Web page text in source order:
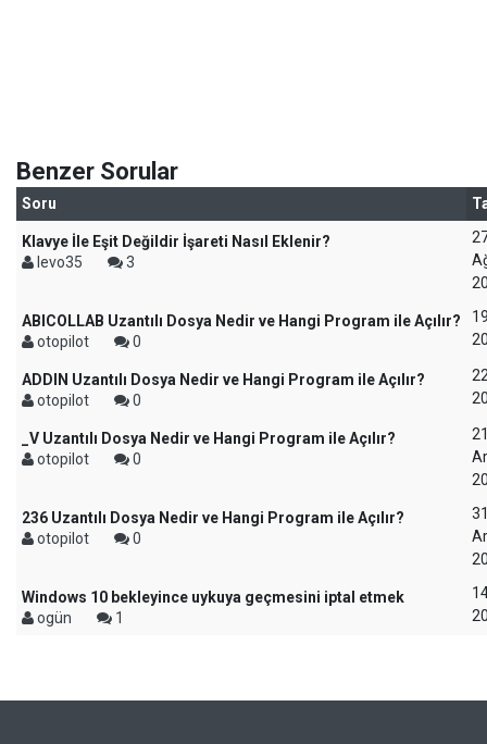
Benzer Sorular
Soru
Klavye İle Eşit Değildir İşareti Nasıl Eklenir?
levo35
3
ABICOLLAB Uzantılı Dosya Nedir ve Hangi Program ile Açılır?
otopilot
0
ADDIN Uzantılı Dosya Nedir ve Hangi Program ile Açılır?
otopilot
0
_V Uzantılı Dosya Nedir ve Hangi Program ile Açılır?
otopilot
0
236 Uzantılı Dosya Nedir ve Hangi Program ile Açılır?
otopilot
0
Windows 10 bekleyince uykuya geçmesini iptal etmek
ogün
1